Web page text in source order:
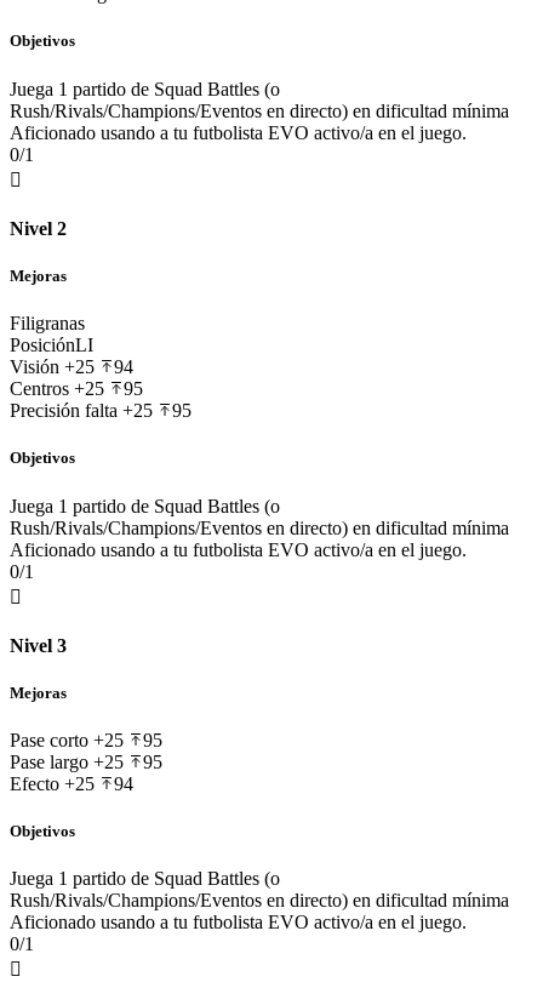
Objetivos
Juega 1 partido de Squad Battles (o
Rush/Rivals/Champions/Eventos en directo) en dificultad mínima
Aficionado usando a tu futbolista EVO activo/a en el juego.
0/1

Nivel 2
Mejoras
Filigranas
PosiciónLI
Visión +25
94
Centros +25
95
Precisión falta +25 95
Objetivos
Juega 1 partido de Squad Battles (o
Rush/Rivals/Champions/Eventos en directo) en dificultad mínima
Aficionado usando a tu futbolista EVO activo/a en el juego.
0/1

Nivel 3
Mejoras
Pase corto +25
95
Pase largo +25
95
Efecto +25 94
Objetivos
Juega 1 partido de Squad Battles (o
Rush/Rivals/Champions/Eventos en directo) en dificultad mínima
Aficionado usando a tu futbolista EVO activo/a en el juego.
0/1
